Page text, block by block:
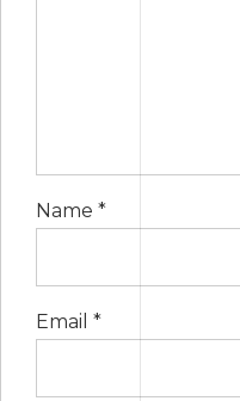
Name *
Email *